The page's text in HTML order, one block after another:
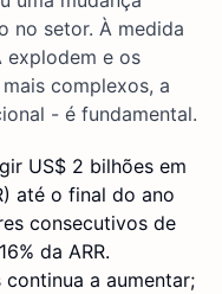
no setor. À medida
explodem e os
complexos, a
- é fundamental.
US$ 2 bilhões em
até o final do ano
consecutivos de
da ARR.
a aumentar;